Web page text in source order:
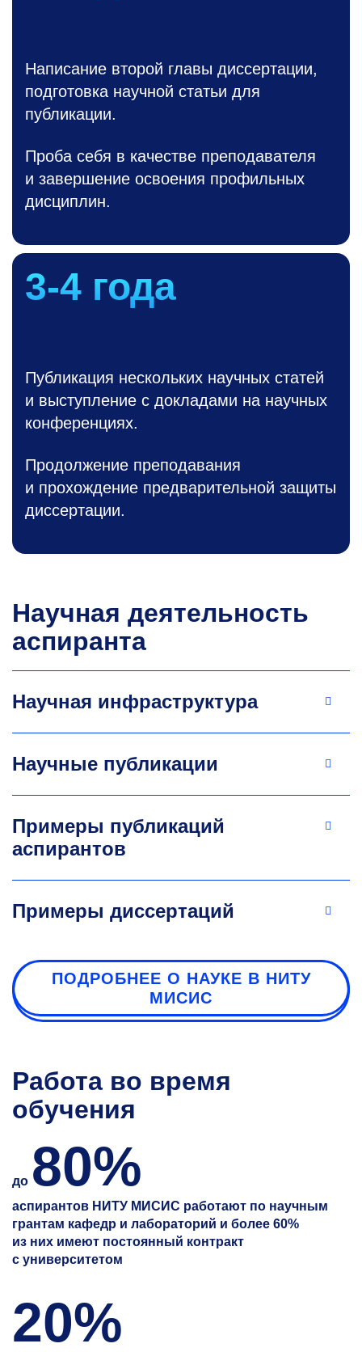
Написание второй главы диссертации,
подготовка научной статьи для
публикации.
Проба себя в качестве преподавателя
и завершение освоения профильных
дисциплин.
3-4 года
Публикация нескольких научных статей
и выступление с докладами на научных
конференциях.
Продолжение преподавания
и прохождение предварительной защиты
диссертации.
Научная деятельность
аспиранта
Научная инфраструктура
Научные публикации
Примеры публикаций
аспирантов
Примеры диссертаций
ПОДРОБНЕЕ О НАУКЕ В НИТУ
МИСИС
Работа во время
обучения
до 80%
аспирантов НИТУ МИСИС работают по научным
грантам кафедр и лабораторий и более 60%
из них имеют постоянный контракт
с университетом
20%